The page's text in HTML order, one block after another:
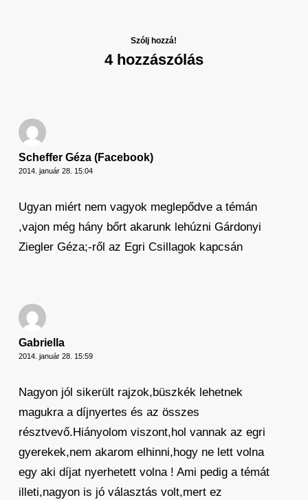
Szólj hozzá!
4 hozzászólás
Scheffer Géza (Facebook)
2014. január 28. 15:04
Ugyan miért nem vagyok meglepődve a témán
,vajon még hány bőrt akarunk lehúzni Gárdonyi
Ziegler Géza;-ről az Egri Csillagok kapcsán
Gabriella
2014. január 28. 15:59
Nagyon jól sikerült rajzok,büszkék lehetnek
magukra a díjnyertes és az összes
résztvevő.Hiányolom viszont,hol vannak az egri
gyerekek,nem akarom elhinni,hogy ne lett volna
egy aki díjat nyerhetett volna ! Ami pedig a témát
illeti,nagyon is jó választás volt,mert ez